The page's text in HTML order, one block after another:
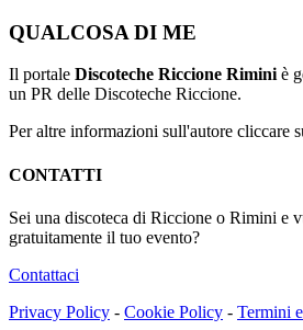
QUALCOSA DI ME
Il portale Discoteche Riccione Riminiè
un PR delle Discoteche Riccione.
Per altre informazioni sull'autore cliccare
CONTATTI
Sei una discoteca di Riccione o Rimini e
gratuitamente il tuo evento?
Contattaci
Privacy Policy - Cookie Policy - Termini